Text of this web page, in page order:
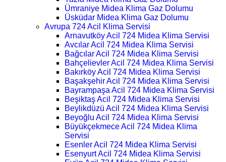
Ümraniye Midea Klima Gaz Dolumu
Üsküdar Midea Klima Gaz Dolumu
Avrupa 724 Acil Klima Servisi
Arnavutköy Acil 724 Midea Klima Servisi
Avcılar Acil 724 Midea Klima Servisi
Bağcılar Acil 724 Midea Klima Servisi
Bahçelievler Acil 724 Midea Klima Servisi
Bakırköy Acil 724 Midea Klima Servisi
Başakşehir Acil 724 Midea Klima Servisi
Bayrampaşa Acil 724 Midea Klima Servisi
Beşiktaş Acil 724 Midea Klima Servisi
Beylikdüzü Acil 724 Midea Klima Servisi
Beyoğlu Acil 724 Midea Klima Servisi
Büyükçekmece Acil 724 Midea Klima
Servisi
Esenler Acil 724 Midea Klima Servisi
Esenyurt Acil 724 Midea Klima Servisi